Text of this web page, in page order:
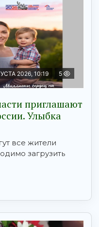
2026, 10:19 5
приглашают
Улыбка
все жители
загрузить